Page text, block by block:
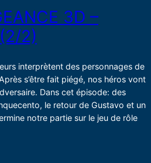
3D –
2)
interprètent des personnages de
s’être fait piégé, nos héros vont
Dans cet épisode: des
le retour de Gustavo et un
notre partie sur le jeu de rôle